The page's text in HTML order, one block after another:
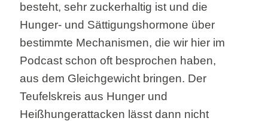
besteht, sehr zuckerhaltig ist und die
Hunger- und Sättigungshormone über
bestimmte Mechanismen, die wir hier im
Podcast schon oft besprochen haben,
aus dem Gleichgewicht bringen. Der
Teufelskreis aus Hunger und
Heißhungerattacken lässt dann nicht